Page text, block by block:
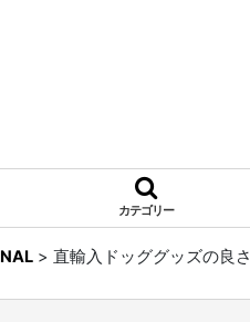
カテゴリー
> 直輸入ドッググッズの良さ